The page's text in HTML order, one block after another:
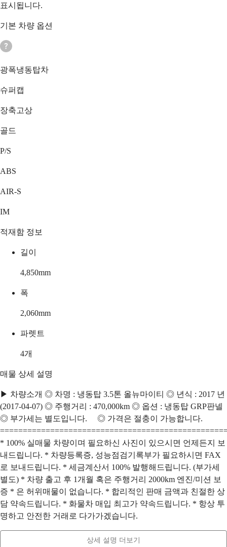
표시됩니다.
기본 차량 옵션
광폭냉동탑차
슈퍼캡
장축고상
골드
P/S
ABS
AIR-S
IM
적재함 정보
길이
4,850mm
폭
2,060mm
파렛트
4개
매물 상세 설명
▶ 차량소개 ◎ 차명 : 냉동탑 3.5톤 올뉴마이티 ◎ 년식 : 2017 년
(2017-04-07) ◎ 주행거리 : 470,000km ◎ 옵션 : 냉동탑 GRP판넬
◎ 부가세는 별도입니다. ◎ 가격은 절충이 가능합니다.
* 100% 실매물 차량이며 필요하신 사진이 있으시면 언제든지 보
내드립니다. * 차량등록증, 성능점검기록부가 필요하시면 FAX
로 보내드립니다. * 세금계산서 100% 발행해드립니다. (부가세
별도) * 차량 출고 후 1개월 혹은 주행거리 2000km 엔진/미션 보
증 * 은 허위매물이 없습니다. * 합리적인 판매 금액과 친절한 상
담 약속드립니다. * 화물차 매입 최고가 약속드립니다. * 항상 투
명하고 안전한 거래로 다가가겠습니다.
상세 설명 더보기